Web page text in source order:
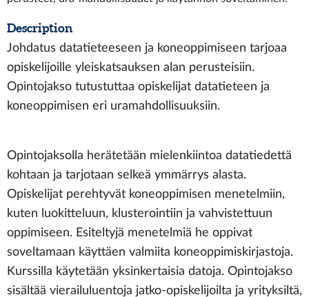
Description
Johdatus datatieteeseen ja koneoppimiseen tarjoaa
opiskelijoille yleiskatsauksen alan perusteisiin.
Opintojakso tutustuttaa opiskelijat datatieteen ja
koneoppimisen eri uramahdollisuuksiin.
Opintojaksolla herätetään mielenkiintoa datatiedettä
kohtaan ja tarjotaan selkeä ymmärrys alasta.
Opiskelijat perehtyvät koneoppimisen menetelmiin,
kuten luokitteluun, klusterointiin ja vahvistettuun
oppimiseen. Esiteltyjä menetelmiä he oppivat
soveltamaan käyttäen valmiita koneoppimiskirjastoja.
Kurssilla käytetään yksinkertaisia datoja. Opintojakso
sisältää vierailuluentoja jatko-opiskelijoilta ja yrityksiltä,